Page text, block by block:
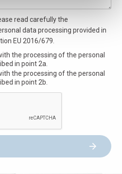
read carefully the
data processing provided in
EU 2016/679.
the processing of the personal
in point 2a.
the processing of the personal
in point 2b.